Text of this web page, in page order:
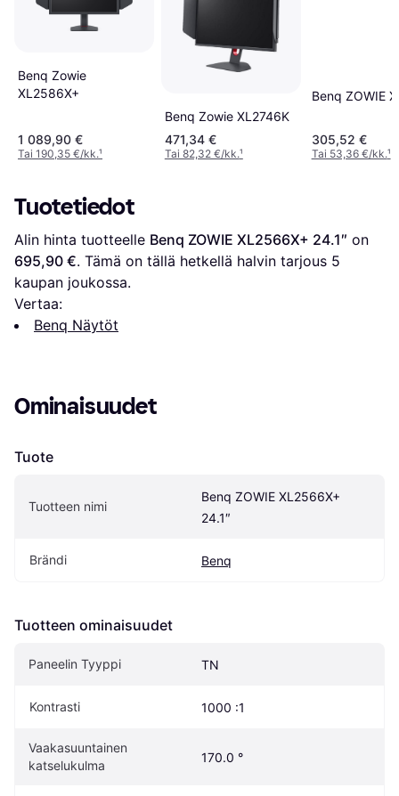
Benq Zowie
XL2586X+
1 089,90 €
Tai 190,35 €/kk.¹
Benq Zowie XL2746K
471,34 €
Tai 82,32 €/kk.¹
Benq ZOWIE
305,52 €
Tai 53,36 €/kk.¹
Tuotetiedot
Alin hinta tuotteelle Benq ZOWIE XL2566X+ 24.1″
695,90 €. Tämä on tällä hetkellä halvin tarjous 5
kaupan joukossa.
Vertaa:
Benq Näytöt
Ominaisuudet
Tuote
Tuotteen nimi
Benq ZOWIE XL2566X+
24.1″
Brändi Benq
Tuotteen ominaisuudet
Paneelin Tyyppi TN
Kontrasti 1000 :1
Vaakasuuntainen
katselukulma
170.0 °